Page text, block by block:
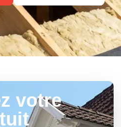
votre